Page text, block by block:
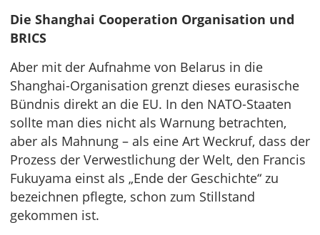
Die Shanghai Cooperation Organisation und
BRICS
Aber mit der Aufnahme von Belarus in die
Shanghai-Organisation grenzt dieses eurasische
Bündnis direkt an die EU. In den NATO-Staaten
sollte man dies nicht als Warnung betrachten,
aber als Mahnung – als eine Art Weckruf, dass der
Prozess der Verwestlichung der Welt, den Francis
Fukuyama einst als „Ende der Geschichte“ zu
bezeichnen pflegte, schon zum Stillstand
gekommen ist.